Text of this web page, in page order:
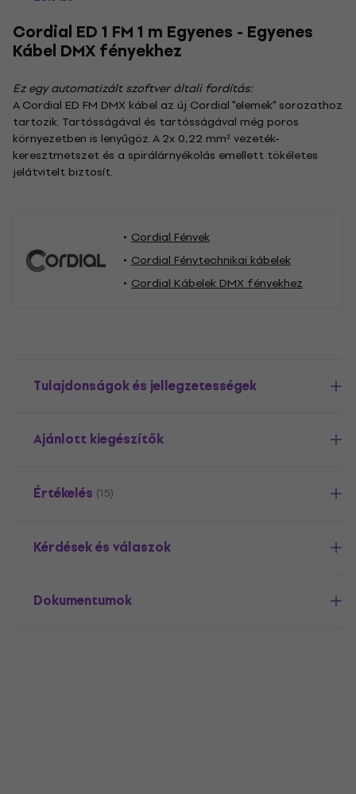
Cordial ED 1 FM 1 m Egyenes - Egyenes
Kábel DMX fényekhez
Ez egy automatizált szoftver általi fordítás:
A Cordial ED FM DMX kábel az új Cordial "elemek" sorozathoz
tartozik. Tartósságával és tartósságával még poros
környezetben is lenyűgöz. A 2x 0,22 mm² vezeték-
keresztmetszet és a spirálárnyékolás emellett tökéletes
jelátvitelt biztosít.
Cordial Fények
Cordial Fénytechnikai kábelek
Cordial Kábelek DMX fényekhez
Tulajdonságok és jellegzetességek
Ajánlott kiegészítők
Értékelés (15)
Kérdések és válaszok
Dokumentumok